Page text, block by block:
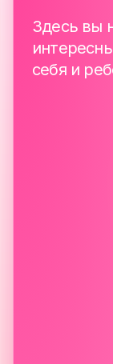
Здесь вы
себя и